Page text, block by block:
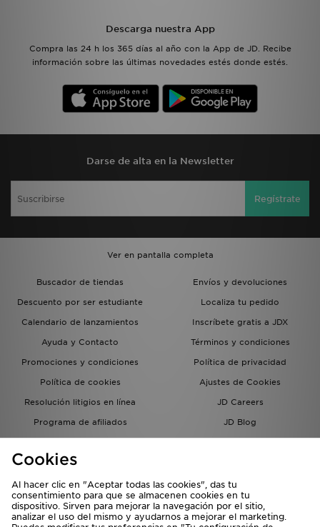
Descarga nuestra App
Compra las 24 h los 365 días al año con la App de JD. Recibe
información sobre las últimas novedades estés donde estés.
Darse de alta en la Newsletter
Regístrate
Ver en pantalla completa
Buscador de tiendas
Envíos y devoluciones
Descuento por ser estudiante
Localiza tu pedido
Calendario de lanzamientos
Inscríbete gratis a JDX
Ayuda y Contacto
Términos y condiciones
Promociones y condiciones
Política de privacidad
Política de cookies
Ajustes de Cookies
Resolución litigios en línea
JD Careers
Programa de afiliados
JD Blog
del grupo JD - Whistleblowing
Cookies
Al hacer clic en "Aceptar todas las cookies", das tu
consentimiento para que se almacenen cookies en tu
dispositivo. Sirven para mejorar la navegación por el sitio,
analizar el uso del mismo y ayudarnos a mejorar el marketing.